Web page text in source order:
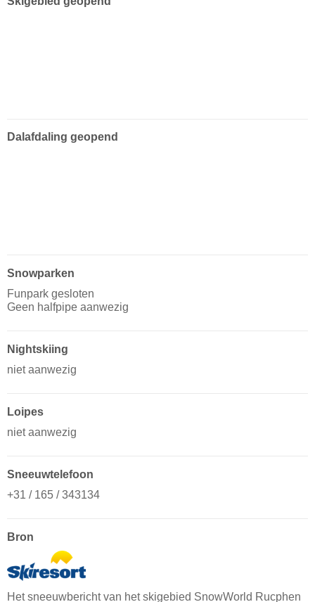
Dalafdaling geopend
Snowparken
Funpark gesloten
Geen halfpipe aanwezig
Nightskiing
niet aanwezig
Loipes
niet aanwezig
Sneeuwtelefoon
+31 / 165 / 343134
Bron
Het sneeuwbericht van het skigebied SnowWorld Rucphen